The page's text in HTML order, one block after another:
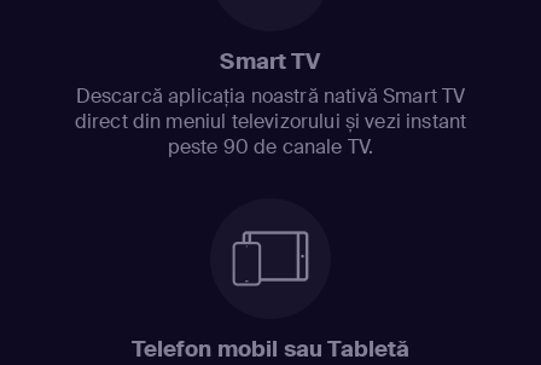
Smart TV
Descarcă aplicația noastră nativă Smart TV
direct din meniul televizorului și vezi instant
peste 90 de canale TV.
Telefon mobil sau Tabletă